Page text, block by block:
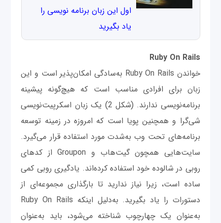
اول این زبان برنامه نویسی را
یاد بگیرید
Ruby On Rails
خواندن Ruby On Rails به‌سادگی امکان‌پذیر است و این
زبان برای افرادی مناسب است که هیچ‌گونه پیشینه
برنامه‌نویسی ندارند. (شکل 2) یک زبان اسکرپیت‌نویسی
شی‌گرا و همچنین پویا است که امروزه در زمینه توسعه
برنامه‌های تحت وب به‌شدت مورد استفاده قرار می‌گیرد.
سایت‌هایی همچون گیت‌هاب و Groupon از کدهای
روبی در شالوده خود استفاده کرده‌اند. یادگیری روبی کمی
ساده است، زیرا نیاز ندارید تا بارگذاری مجموعه‌ای از
دستورات را یاد بگیرید. به‌دلیل اینکه Ruby On Rails
به‌عنوان یک چهارچوب شناخته می‌شود، باید به‌عنوان